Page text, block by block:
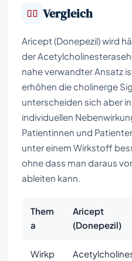
Vergleich
Aricept (Donepezil) wird
der
nahe verwandter Ansatz
erhöhen die cholinerge
unterscheiden sich aber
individuellen
Patientinnen und
unter einem Wirkstoff
ohne dass man daraus
ableiten kann.
Them
a
Aricept
(Donepezil)
Wirkp